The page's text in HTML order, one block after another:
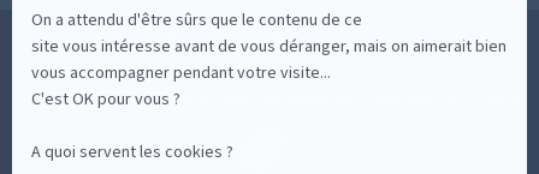
On a attendu d'être sûrs que le contenu de ce
site vous intéresse avant de vous déranger, mais on aimerait bien
vous accompagner pendant votre visite...
C'est OK pour vous ?
A quoi servent les cookies ?
36 RUE DES SABLES BLANCS - 29900 CONCARNEAU - 02 98 75 05 40
CLIQUEZ-ICI POUR MODIFIER VOS PRÉFÉRENCES EN MATIÈRE DE COOKIES